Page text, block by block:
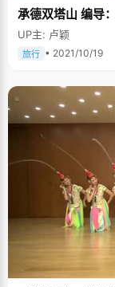
承德双塔山 编导
UP主: 卢颖
旅行 • 2021/10/19